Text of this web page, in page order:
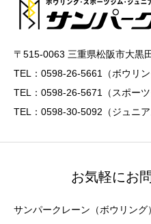
〒515-0063 三重県松阪市大黒
TEL：0598-26-5661（ボウリン
TEL：0598-26-5671（スポーツ
TEL：0598-30-5092（ジュニア
お気軽にお
サンパークレーン（ボウリン